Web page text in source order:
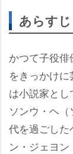
あらす
かつて子役
をきっかけ
は小説家とし
ソンウ・ヘ
代を過ごし
ン・ジェヨ